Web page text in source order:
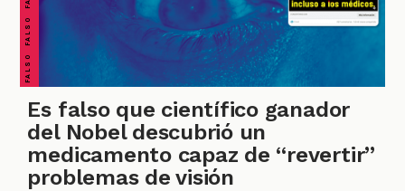
Es falso que científico ganador
del Nobel descubrió un
medicamento capaz de “revertir”
problemas de visión